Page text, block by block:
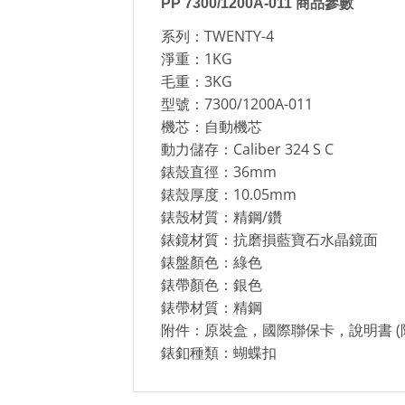
系列：TWENTY-4
淨重：1KG
毛重：3KG
型號：7300/1200A-011
機芯：自動機芯
動力儲存：Caliber 324 S C
錶殼直徑：36mm
錶殼厚度：10.05mm
錶殼材質：精鋼/鑽
錶鏡材質：抗磨損藍寶石水晶鏡面
錶盤顏色：綠色
錶帶顏色：銀色
錶帶材質：精鋼
附件：原裝盒，國際聯保卡，說明書 (
錶釦種類：蝴蝶扣